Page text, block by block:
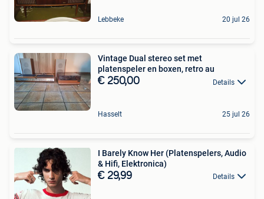
Lebbeke 20 jul 26
Vintage Dual stereo set met
platenspeler en boxen, retro au
€ 250,00 Details
Hasselt 25 jul 26
I Barely Know Her (Platenspelers, Audio
& Hifi, Elektronica)
€ 29,99 Details